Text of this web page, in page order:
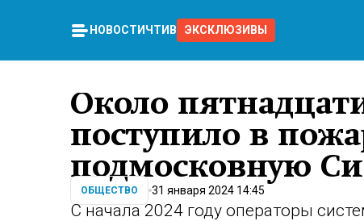
НОВОСТИ ЧТИВО ЭКСКЛЮЗИВЫ
Около
поступило в
подмосковную
ОБЩЕСТВО 31 января 2024 14:45
С начала 2024 году операторы